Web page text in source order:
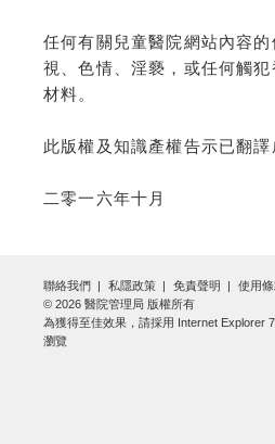
任何有關兒童醫院網站內容
視、色情、淫褻，或任何觸
材料。
此版權及知識產權告示已翻
二零一六年十月
聯絡我們 私隱政策 免責聲明 使用條
© 2026 醫院管理局 版權所有
為獲得至佳效果，請採用 Internet Explorer
瀏覽